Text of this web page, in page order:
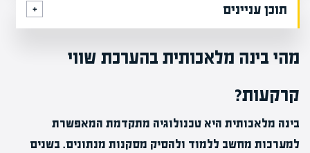
תוכן עניינים
מהי בינה מלאכותית בהערכת שווי
קרקעות?
בינה מלאכותית היא טכנולוגיה מתקדמת המאפשרת
למערכות מחשב ללמוד ולהסיק מסקנות מנתונים. בשנים